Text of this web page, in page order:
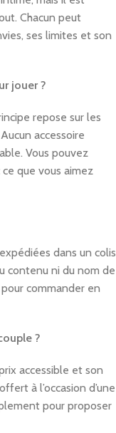
Chacun peut
ses limites et son
jouer ?
repose sur les
accessoire
Vous pouvez
que vous aimez
dans un colis
contenu ni du nom de
commander en
?
accessible et son
à l’occasion d’une
pour proposer